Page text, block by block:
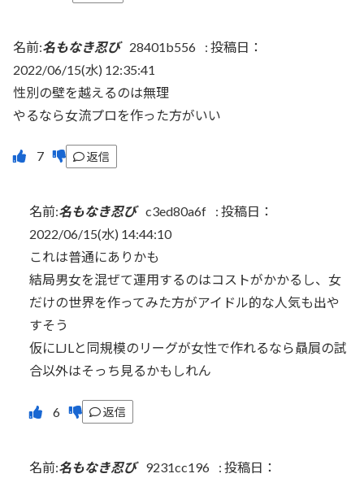
名前:名もなき忍び 28401b556 : 投稿日：
2022/06/15(水) 12:35:41
性別の壁を越えるのは無理
やるなら女流プロを作った方がいい
返信
名前:名もなき忍び c3ed80a6f : 投稿日：
2022/06/15(水) 14:44:10
これは普通にありかも
結局男女を混ぜて運用するのはコストがかかるし、女
だけの世界を作ってみた方がアイドル的な人気も出や
すそう
仮にLJLと同規模のリーグが女性で作れるなら贔屓の試
合以外はそっち見るかもしれん
返信
名前:名もなき忍び 9231cc196 : 投稿日：